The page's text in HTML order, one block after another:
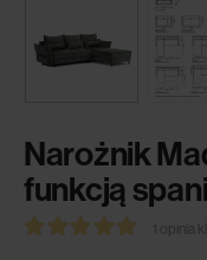
Narożnik
funkcją
1 opinia